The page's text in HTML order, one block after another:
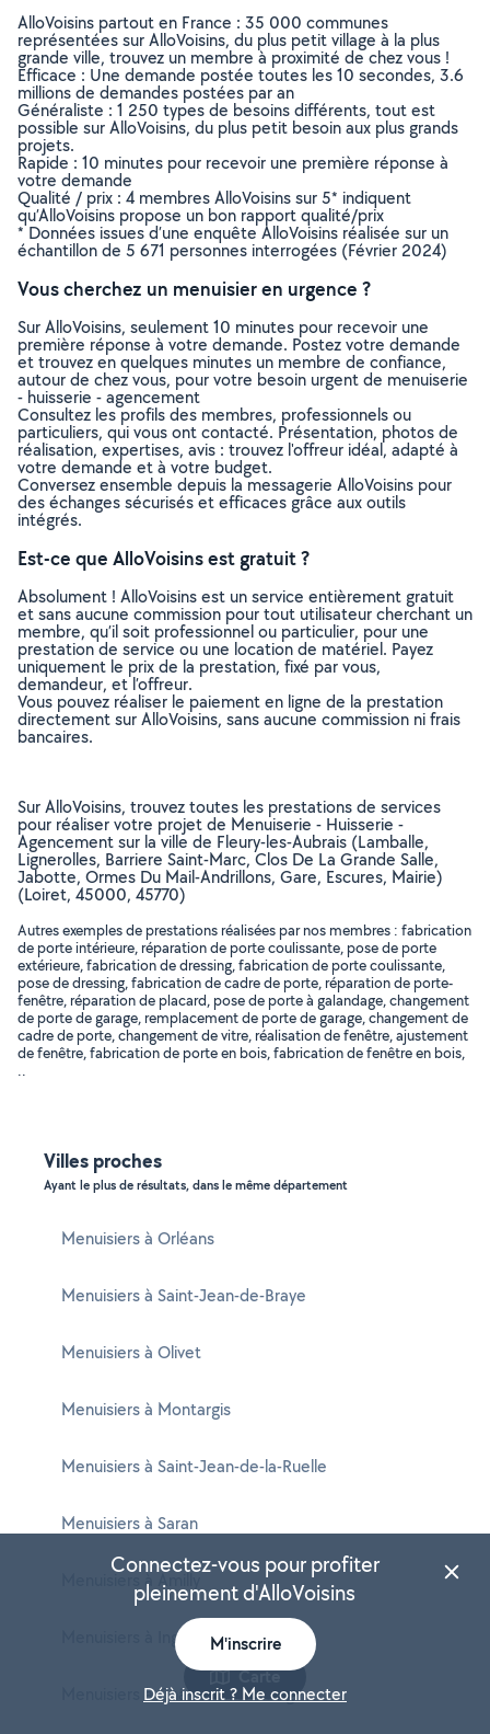
AlloVoisins partout en France : 35 000 communes
représentées sur AlloVoisins, du plus petit village à la plus
grande ville, trouvez un membre à proximité de chez vous !
Efficace : Une demande postée toutes les 10 secondes, 3.6
millions de demandes postées par an
Généraliste : 1 250 types de besoins différents, tout est
possible sur AlloVoisins, du plus petit besoin aux plus grands
projets.
Rapide : 10 minutes pour recevoir une première réponse à
votre demande
Qualité / prix : 4 membres AlloVoisins sur 5* indiquent
qu’AlloVoisins propose un bon rapport qualité/prix
* Données issues d’une enquête AlloVoisins réalisée sur un
échantillon de 5 671 personnes interrogées (Février 2024)
Vous cherchez un menuisier en urgence ?
Sur AlloVoisins, seulement 10 minutes pour recevoir une
première réponse à votre demande. Postez votre demande
et trouvez en quelques minutes un membre de confiance,
autour de chez vous, pour votre besoin urgent de menuiserie
- huisserie - agencement
Consultez les profils des membres, professionnels ou
particuliers, qui vous ont contacté. Présentation, photos de
réalisation, expertises, avis : trouvez l'offreur idéal, adapté à
votre demande et à votre budget.
Conversez ensemble depuis la messagerie AlloVoisins pour
des échanges sécurisés et efficaces grâce aux outils
intégrés.
Est-ce que AlloVoisins est gratuit ?
Absolument ! AlloVoisins est un service entièrement gratuit
et sans aucune commission pour tout utilisateur cherchant un
membre, qu’il soit professionnel ou particulier, pour une
prestation de service ou une location de matériel. Payez
uniquement le prix de la prestation, fixé par vous,
demandeur, et l’offreur.
Vous pouvez réaliser le paiement en ligne de la prestation
directement sur AlloVoisins, sans aucune commission ni frais
bancaires.
Sur AlloVoisins, trouvez toutes les prestations de services
pour réaliser votre projet de Menuiserie - Huisserie -
Agencement sur la ville de Fleury-les-Aubrais (Lamballe,
Lignerolles, Barriere Saint-Marc, Clos De La Grande Salle,
Jabotte, Ormes Du Mail-Andrillons, Gare, Escures, Mairie)
(Loiret, 45000, 45770)
Autres exemples de prestations réalisées par nos membres : fabrication
de porte intérieure, réparation de porte coulissante, pose de porte
extérieure, fabrication de dressing, fabrication de porte coulissante,
pose de dressing, fabrication de cadre de porte, réparation de porte-
fenêtre, réparation de placard, pose de porte à galandage, changement
de porte de garage, remplacement de porte de garage, changement de
cadre de porte, changement de vitre, réalisation de fenêtre, ajustement
de fenêtre, fabrication de porte en bois, fabrication de fenêtre en bois,
..
Villes proches
Ayant le plus de résultats, dans le même département
Menuisiers à Orléans
Menuisiers à Saint-Jean-de-Braye
Menuisiers à Olivet
Menuisiers à Montargis
Menuisiers à Saint-Jean-de-la-Ruelle
Menuisiers à Saran
Menuisiers à Amilly
Menuisiers à Ingré
Menuisiers à Châlette-sur-Loing
Carte
Connectez-vous pour profiter
pleinement d'AlloVoisins
M'inscrire
Déjà inscrit ? Me connecter